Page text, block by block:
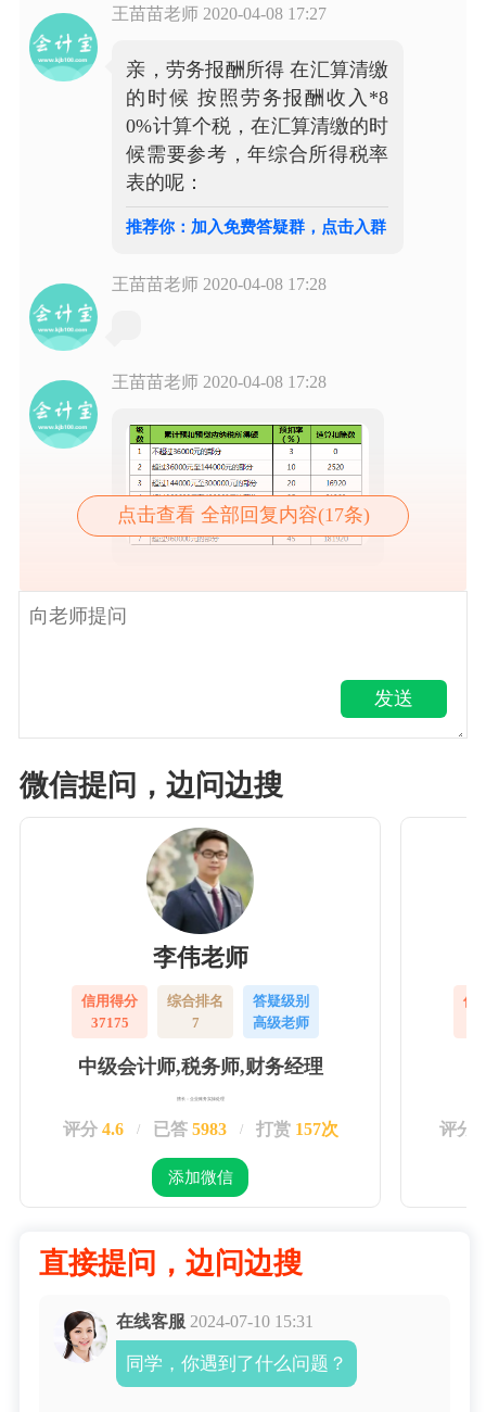
王苗苗老师 2020-04-08 17:27
亲，劳务报酬所得 在汇算清缴
的时候 按照劳务报酬收入*8
0%计算个税，在汇算清缴的时
候需要参考，年综合所得税率
表的呢：
推荐你：加入免费答疑群，点击入群
王苗苗老师 2020-04-08 17:28
王苗苗老师 2020-04-08 17:28
点击查看 全部回复内容(17条)
发送
微信提问，边问边搜
李伟老师
信用得分
37175
综合排名
7
答疑级别
高级老师
中级会计师,税务师,财务经理
擅长：企业账务实操处理
评分 4.6 / 已答 5983 / 打赏 157次
添加微信
信
评分
直接提问，边问边搜
在线客服 2024-07-10 15:31
同学，你遇到了什么问题？